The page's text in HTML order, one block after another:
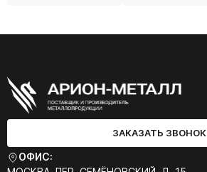
ЗАКАЗАТЬ ЗВОНОК
ОФИС: